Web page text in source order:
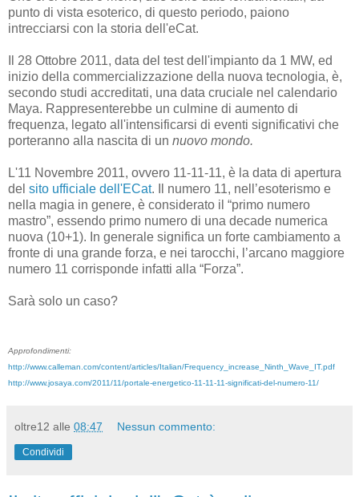
punto di vista esoterico, di questo periodo, paiono
intrecciarsi con la storia dell'eCat.
Il 28 Ottobre 2011, data del test dell'impianto da 1 MW, ed
inizio della commercializzazione della nuova tecnologia, è,
secondo studi accreditati, una data cruciale nel calendario
Maya. Rappresenterebbe un culmine di aumento di
frequenza, legato all'intensificarsi di eventi significativi che
porteranno alla nascita di un nuovo mondo.
L'11 Novembre 2011, ovvero 11-11-11, è la data di apertura
del sito ufficiale dell'ECat. Il numero 11, nell’esoterismo e
nella magia in genere, è considerato il “primo numero
mastro”, essendo primo numero di una decade numerica
nuova (10+1). In generale significa un forte cambiamento a
fronte di una grande forza, e nei tarocchi, l’arcano maggiore
numero 11 corrisponde infatti alla “Forza”.
Sarà solo un caso?
Approfondimenti:
http://www.calleman.com/content/articles/Italian/Frequency_increase_Ninth_Wave_IT.pdf
http://www.josaya.com/2011/11/portale-energetico-11-11-11-significati-del-numero-11/
oltre12 alle 08:47 Nessun commento:
Condividi